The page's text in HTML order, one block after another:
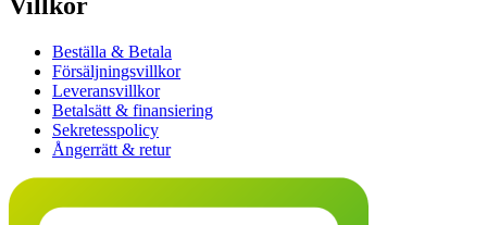
Villkor
Beställa & Betala
Försäljningsvillkor
Leveransvillkor
Betalsätt & finansiering
Sekretesspolicy
Ångerrätt & retur